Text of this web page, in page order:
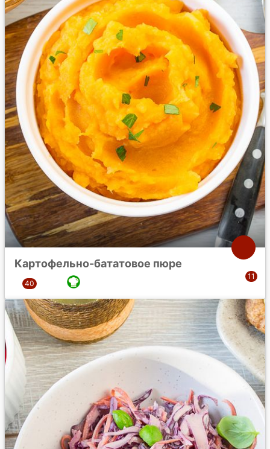
Картофельно-бататовое пюре